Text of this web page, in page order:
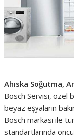
Ahıska Soğutma,
Bosch Servisi, özel
beyaz eşyaların
Bosch markası ile
standartlarında